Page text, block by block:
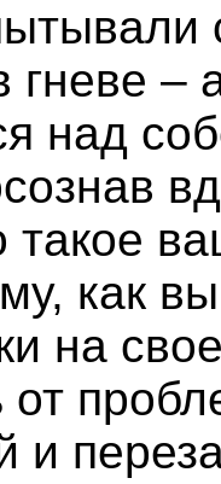
гневе –
над
такое
как
на
от
и